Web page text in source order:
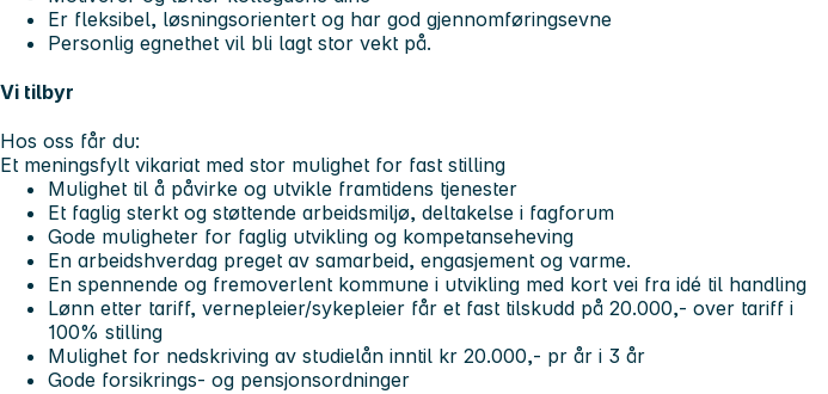
Er fleksibel, løsningsorientert og har god gjennomføringsevne
Personlig egnethet vil bli lagt stor vekt på.
Vi tilbyr
Hos oss får du:
Et meningsfylt vikariat med stor mulighet for fast stilling
Mulighet til å påvirke og utvikle framtidens tjenester
Et faglig sterkt og støttende arbeidsmiljø, deltakelse i fagforum
Gode muligheter for faglig utvikling og kompetanseheving
En arbeidshverdag preget av samarbeid, engasjement og varme.
En spennende og fremoverlent kommune i utvikling med kort vei fra idé til handling
Lønn etter tariff, vernepleier/sykepleier får et fast tilskudd på 20.000,- over tariff i
100% stilling
Mulighet for nedskriving av studielån inntil kr 20.000,- pr år i 3 år
Gode forsikrings- og pensjonsordninger